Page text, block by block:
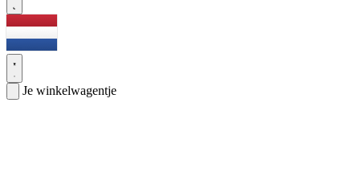
Je winkelwagentje